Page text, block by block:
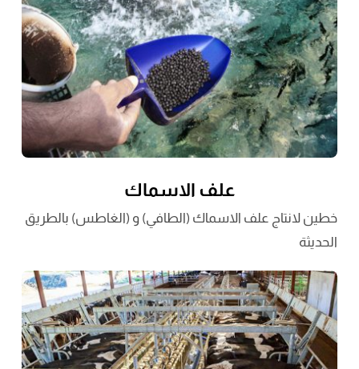
علف الاسماك
خطين لانتاج علف الاسماك (الطافي) و (الغاطس) بالطريق
الحديثة